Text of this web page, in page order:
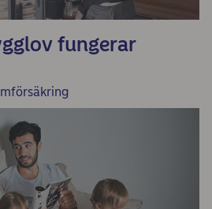
fungerar